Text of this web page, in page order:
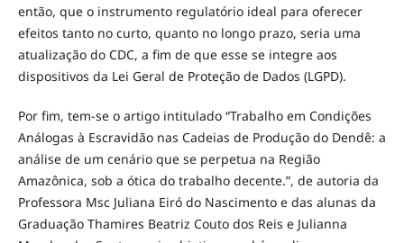
então, que o instrumento regulatório ideal para oferecer
efeitos tanto no curto, quanto no longo prazo, seria uma
atualização do CDC, a fim de que esse se integre aos
dispositivos da Lei Geral de Proteção de Dados (LGPD).
Por fim, tem-se o artigo intitulado “Trabalho em Condições
Análogas à Escravidão nas Cadeias de Produção do Dendê: a
análise de um cenário que se perpetua na Região
Amazônica, sob a ótica do trabalho decente.”, de autoria da
Professora Msc Juliana Eiró do Nascimento e das alunas da
Graduação Thamires Beatriz Couto dos Reis e Julianna